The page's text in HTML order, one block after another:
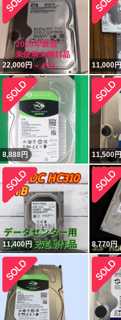
22,000円 11,000円
8,888円 11,500円
11,400円 8,770円